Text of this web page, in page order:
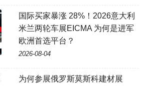
国际买家暴涨 28%！2026意大利
米兰两轮车展EICMA 为何是进军
欧洲首选平台？
2026-08-04
为何参展俄罗斯莫斯科建材展